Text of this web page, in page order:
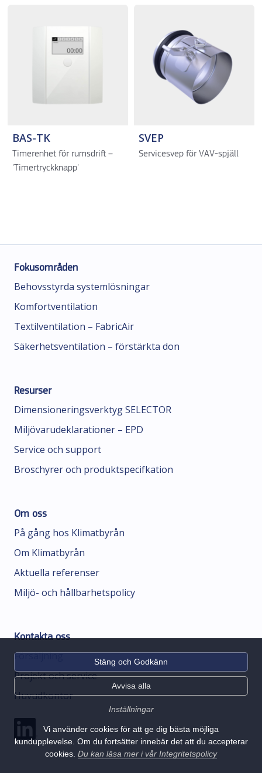
Stäng och Godkänn
Avvisa alla
Inställningar
Vi använder cookies för att ge dig bästa möjliga
kundupplevelse. Om du fortsätter innebär det att du accepterar
cookies. Du kan läsa mer i vår Integritetspolicy
BAS-TK
Timerenhet för rumsdrift –
'Timertryckknapp'
SVEP
Servicesvep för VAV-spjäll
Fokusområden
Behovsstyrda systemlösningar
Komfortventilation
Textilventilation – FabricAir
Säkerhetsventilation – förstärkta don
Resurser
Dimensioneringsverktyg SELECTOR
Miljövarudeklarationer – EPD
Service och support
Broschyrer och produktspecifkation
Om oss
På gång hos Klimatbyrån
Om Klimatbyrån
Aktuella referenser
Miljö- och hållbarhetspolicy
Kontakta oss
Försäljning
Projekt och service
Huvudkontor